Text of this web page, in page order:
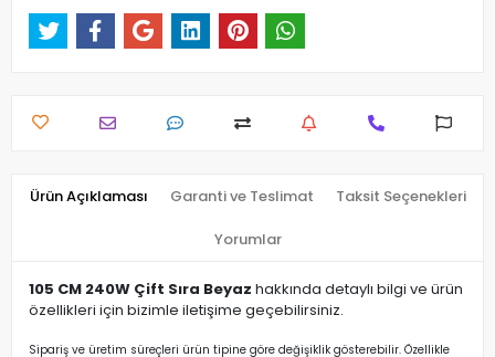
Ürün Açıklaması Garanti ve Teslimat Taksit Seçenekleri
Yorumlar
105 CM 240W Çift Sıra Beyaz hakkında detaylı bilgi ve ürün
özellikleri için bizimle iletişime geçebilirsiniz.
Sipariş ve üretim süreçleri ürün tipine göre değişiklik gösterebilir. Özellikle